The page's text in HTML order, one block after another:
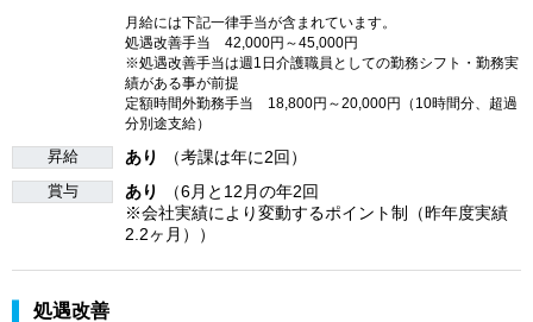
月給には下記一律手当が含まれています。
処遇改善手当 42,000円～45,000円
※処遇改善手当は週1日介護職員としての勤務シフト・勤務実
績がある事が前提
定額時間外勤務手当 18,800円～20,000円（10時間分、超過
分別途支給）
昇給 あり （考課は年に2回）
賞与 あり
（6月と12月の年2回
※会社実績により変動するポイント制（昨年度実績
2.2ヶ月））
処遇改善